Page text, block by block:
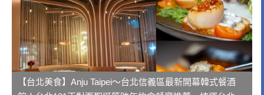
【台北美食】Anju Taipei～台北信義區最新開幕韓式餐酒